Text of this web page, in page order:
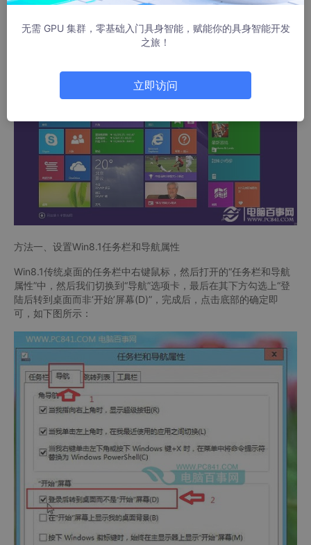
由于Win8.1开始屏幕采用的是磁贴的操作方式，对于平板电脑或者
那么Win8.1怎么进桌面？目前有2种方法可以实现Win8.1开机直接
进桌面，以下我们一起来学习下。
方法一、设置Win8.1任务栏和导航属性
Win8.1传统桌面的任务栏中右键鼠标，然后打开的“任务栏和导航
属性”中，然后我们切换到“导航”选项卡，最后在其下方勾选上“登
陆后转到桌面而非‘开始’屏幕(D)”，完成后，点击底部的确定即
可，如下图所示：
无需 GPU 集群，零基础入门具身智能，赋能你的具身智能开发
之旅！
立即访问